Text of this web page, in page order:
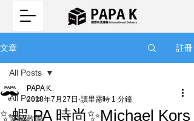
文章 註冊
All Posts
運輸教學
All Posts
✨蝦 PA 時尚✨Michael Kors
PAPA K.
2018年7月27日 讀畢需時 1 分鐘